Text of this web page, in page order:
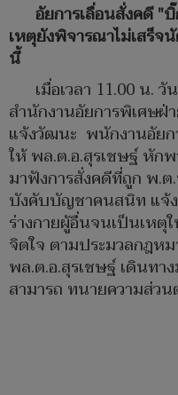
อัยการเลื่อนสั่งคดี
เหตุยังพิจารณาไม่เสร็จ
นี้
เมื่อเวลา 11.00 น.
สำนักงานอัยการพิเศษฝ่
แจ้งวัฒนะ พนักงานอัยก
ให้ พล.ต.อ.สุรเชษฐ์ หัก
มาฟังการสั่งคดีที่ถูก พ.ต
บังคับบัญชาคนสนิท แจ้ง
ร่างกายผู้อื่นจนเป็นเหตุ
จิตใจ ตามประมวลกฎห
พล.ต.อ.สุรเชษฐ์ เดินท
สามารถ ทนายความส่วน